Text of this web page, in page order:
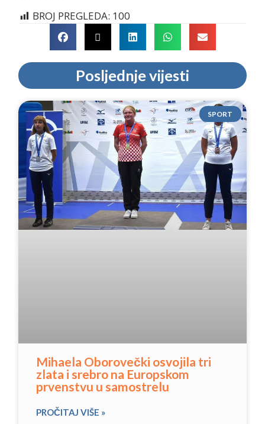
BROJ PREGLEDA: 100
Posljednje vijesti
SPORT
Mihaela Oborovečki osvojila tri
zlata i srebro na Europskom
prvenstvu u samostrelu
PROČITAJ VIŠE »